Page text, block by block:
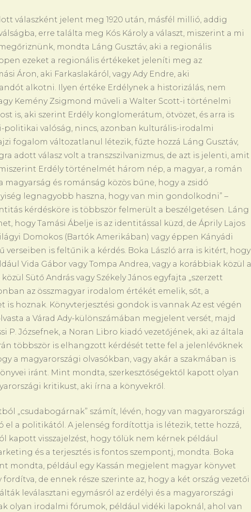
válaszként jelent meg 1920 után, másfél millió, addig
erre találta meg Kós Károly a választ, miszerint a mi
mondta Láng Gusztáv, aki a regionális
ezeket a regionális értékeket jeleníti meg az
Áron, aki Farkaslakáról, vagy Ady Endre, aki
alkotni. Ilyen értéke Erdélynek a historizálás, nem
Kemény Zsigmond műveli a Walter Scott-i történelmi
is, aki szerint Erdély konglomerátum, ötvözet, és arra is
valóság, nincs, azonban kulturális-irodalmi
fogalom változatlanul létezik, fűzte hozzá Láng Gusztáv,
adott válasz volt a transzszilvanizmus, de azt is jelenti, amit
Erdély történelmét három nép, a magyar, a román
magyarság és románság közös bűne, hogy a zsidó
legnagyobb haszna, hogy van min gondolkodni” –
kérdésköre is többször felmerült a beszélgetésen. Láng
hogy Tamási Ábelje is az identitással küzd, de Áprily Lajos
Domokos (Bartók Amerikában) vagy éppen Kányádi
verseiben is feltűnik a kérdés. Boka László arra is kitért, hogy
Vida Gábor vagy Tompa Andrea, vagy a korábbiak közül a
Sütő András vagy Székely János egyfajta „szerzett
az összmagyar irodalom értékét emelik, sőt, a
hoznak. Könyvterjesztési gondok is vannak Az est végén
a Várad Ady-különszámában megjelent versét, majd
P. Józsefnek, a Noran Libro kiadó vezetőjének, aki az általa
többször is elhangzott kérdését tette fel a jelenlévőknek
a magyarországi olvasókban, vagy akár a szakmában is
iránt. Mint mondta, szerkesztőségektől kapott olyan
kritikust, aki írna a könyvekről.
„csudabogárnak” számít, lévén, hogy van magyarországi
el a politikától. A jelenség fordítottja is létezik, tette hozzá,
kapott visszajelzést, hogy tőlük nem kérnek például
és a terjesztés is fontos szempontj, mondta. Boka
mondta, például egy Kassán megjelent magyar könyvet
de ennek része szerinte az, hogy a két ország vezetői
leválasztani egymásról az erdélyi és a magyarországi
olyan irodalmi fórumok, például vidéki lapoknál, ahol van